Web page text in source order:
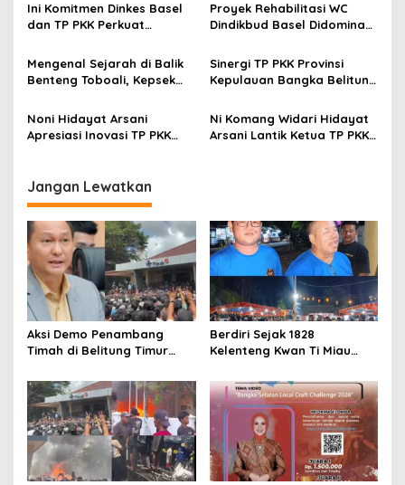
Ini Komitmen Dinkes Basel
dan TP PKK Perkuat
Proyek Rehabilitasi WC
Dindikbud Basel Didominasi
Hampir Rp100 Juta
Mengenal Sejarah di Balik
Benteng Toboali, Kepsek
Belajar di Situs Cagar
Budaya Nasional
Sinergi TP PKK Provinsi
Kepulauan Bangka Belitung
Lintas Sektor OPD dalam
Khitanan Massal, Bakti
Noni Hidayat Arsani
Apresiasi Inovasi TP PKK
Ni Komang Widari Hidayat
Arsani Lantik Ketua TP PKK,
Jangan Lewatkan
Aksi Demo Penambang
Timah di Belitung Timur
XII DPR Bambang Patijaya
Dorong Perpres Segera
Diterbitkan
Berdiri Sejak 1828
Kelenteng Kwan Ti Miau
Jadi, Acara Berlangsung
Meriah